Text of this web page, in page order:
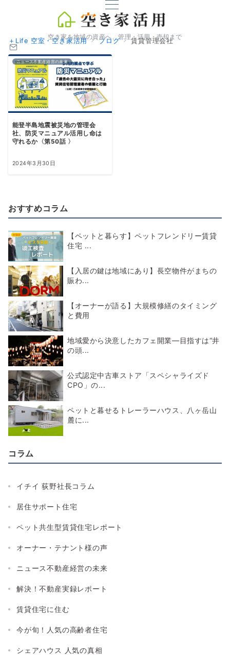
空き家を地域の資産へ、管理・活用・売却まで
＋Life 空室・空き家活用 ブログ 賃貸管理会社
ニュース不動産経営の未来
能登半島地震被災地の管理会
社、防災マニュアル活用し命は
守れるか〈第50話 〉
2024年3月30日
おすすめコラム
【ペットと暮らす】ペットフレンドリー賃貸
住宅 ...
【入居の鍵は地域にあり】長空物件がまちの
賑わ...
【オーナーが語る】大規模修繕のタイミング
と費用
地域愛から決意したカフェ開業―目指すは“井
の頭...
公式認定中古車ストア「スペシャライズド
CPO」の...
ペットと暮せるトレーラーハウス、八ヶ岳山
麓に...
コラム
イチイ 荻野社長コラム
居住サポート住宅
ペット共生型賃貸住宅レポート
オーナー・テナント様の声
ニュース不動産経営の未来
解決！不動産実録レポート
賃貸住宅に住む
今が旬！人気の高齢者住宅
シェアハウス 人気の真相